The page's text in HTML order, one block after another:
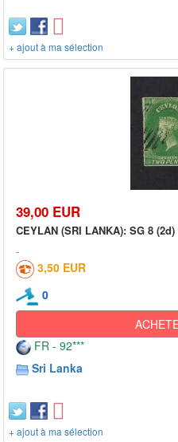
+ ajout à ma sélection
39,00 EUR
CEYLAN (SRI LANKA): SG 8
3,50 EUR
0
FR - 92***
Sri Lanka
+ ajout à ma sélection